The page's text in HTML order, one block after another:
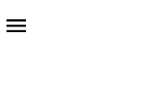
menu